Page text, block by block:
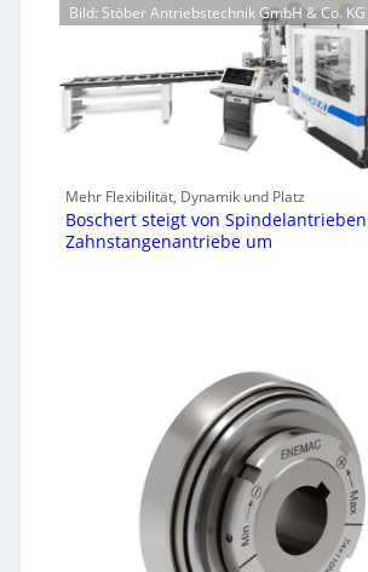
Bild: Stöber Antriebstechnik GmbH & Co. KG
Mehr Flexibilität, Dynamik und Platz
Boschert steigt von
Zahnstangenantriebe um